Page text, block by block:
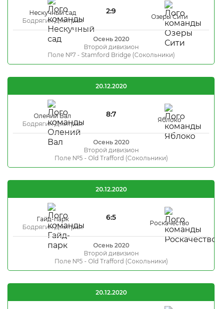
Нескучный сад
Бодрягин Дмитрий
2:9
Озеры Сити
Осень 2020
Второй дивизион
Поле №7 - Stamford Bridge (Сокольники)
Олений Вал
Бодрягин Дмитрий
8:7
Яблоко
20.12.2020
Осень 2020
Второй дивизион
Поле №5 - Old Trafford (Сокольники)
Гайд-парк
Бодрягин Дмитрий
6:5
Роскачество
20.12.2020
Осень 2020
Второй дивизион
Поле №5 - Old Trafford (Сокольники)
20.12.2020